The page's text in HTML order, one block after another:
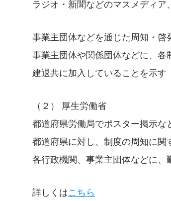
ラジオ・新聞などのマスメディア
事業主団体などを通じた周知・啓
事業主団体や関係団体などに、各
建退共に加入していることを示す
（２） 厚生労働省
都道府県労働局でポスター掲示な
都道府県に対し、制度の周知に関
各行政機関、事業主団体などに、
詳しくはこちら